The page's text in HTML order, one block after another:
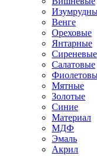
Венге
Ореховые
Янтарные
Сиреневые
Салатовые
Мятные
Золотые
Синие
Материал
МДФ
Эмаль
Акрил